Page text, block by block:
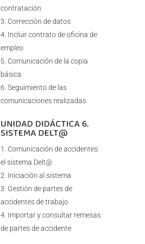
contratación
Corrección de datos
Incluir contrato de oficina de
empleo
Comunicación de la copia
básica
Seguimiento de las
comunicaciones realizadas
UNIDAD DIDÁCTICA 6.
SISTEMA DELT@
Comunicación de accidentes:
el sistema Delt@
Iniciación al sistema
Gestión de partes de
accidentes de trabajo
Importar y consultar remesas
de partes de accidente